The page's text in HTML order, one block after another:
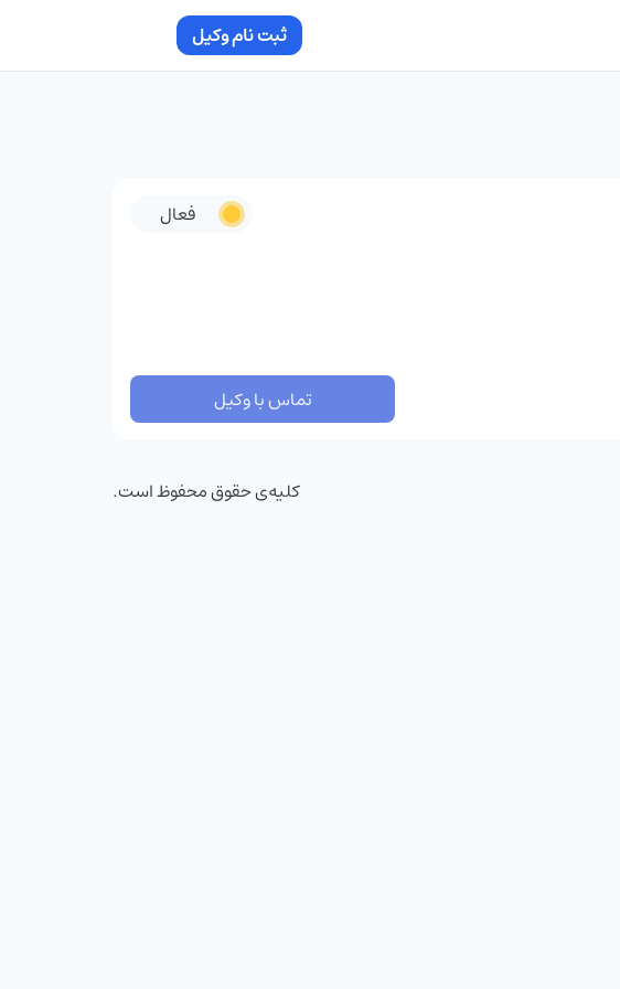
ثبت نام وکیل
فعال
تماس با وکیل
کلیه‌ی حقوق محفوظ است.